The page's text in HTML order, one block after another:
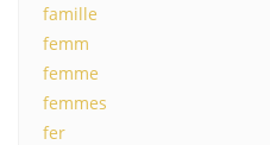
famille
femm
femme
femmes
fer